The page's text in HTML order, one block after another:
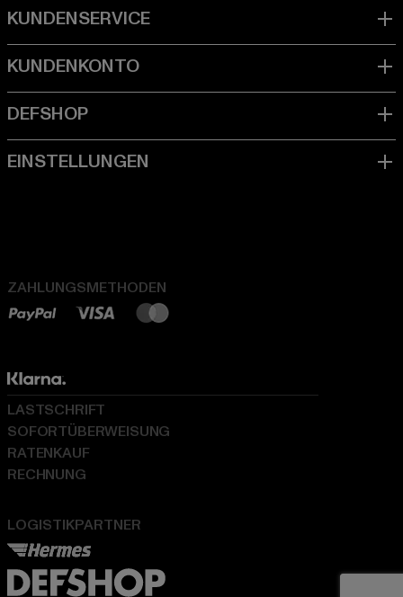
ZAHLUNGSMETHODEN
LOGISTIKPARTNER
LASTSCHRIFT
SOFORTÜBERWEISUNG
RATENKAUF
RECHNUNG